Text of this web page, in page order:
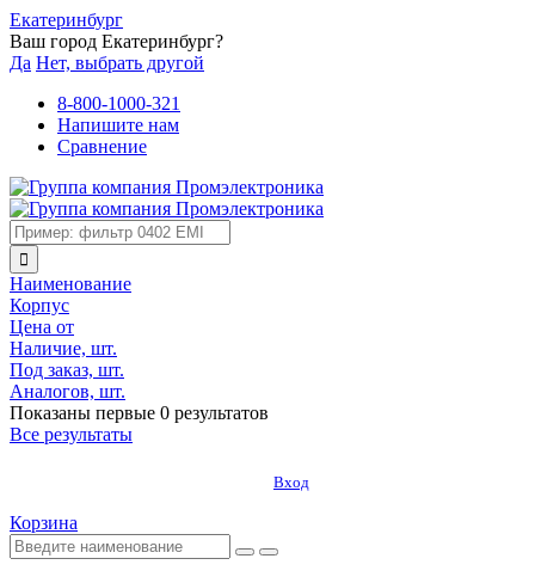
Екатеринбург
Ваш город Екатеринбург?
Да Нет, выбрать другой
8-800-1000-321
Напишите нам
Сравнение
Наименование
Корпус
Цена от
Наличие, шт.
Под заказ, шт.
Аналогов, шт.
Показаны первые 0 результатов
Все результаты
Вход
Корзина